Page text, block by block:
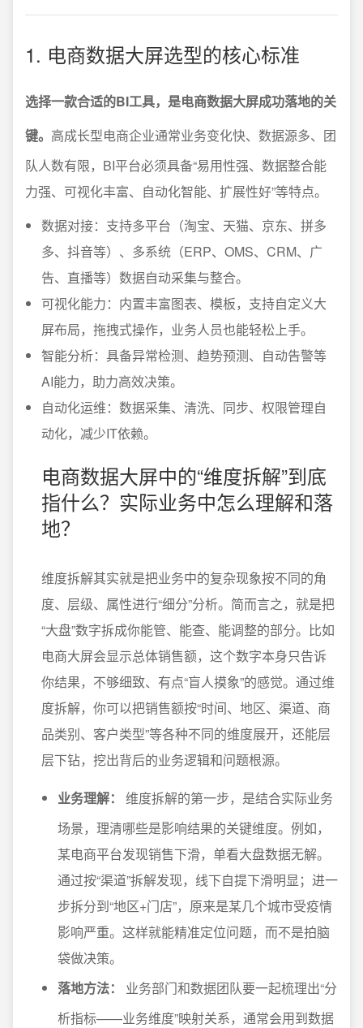
1. 电商数据大屏选型的核心标准
选择一款合适的BI工具，是电商数据大屏成功落地的关
键。 高成长型电商企业通常业务变化快、数据源多、团
队人数有限，BI平台必须具备“易用性强、数据整合能
力强、可视化丰富、自动化智能、扩展性好”等特点。
数据对接：支持多平台（淘宝、天猫、京东、拼多
多、抖音等）、多系统（ERP、OMS、CRM、广
告、直播等）数据自动采集与整合。
可视化能力：内置丰富图表、模板，支持自定义大
屏布局，拖拽式操作，业务人员也能轻松上手。
智能分析：具备异常检测、趋势预测、自动告警等
AI能力，助力高效决策。
自动化运维：数据采集、清洗、同步、权限管理自
动化，减少IT依赖。
电商数据大屏中的“维度拆解”到底
指什么？实际业务中怎么理解和落
地？
维度拆解其实就是把业务中的复杂现象按不同的角
度、层级、属性进行“细分”分析。简而言之，就是把
“大盘”数字拆成你能管、能查、能调整的部分。比如
电商大屏会显示总体销售额，这个数字本身只告诉
你结果，不够细致、有点“盲人摸象”的感觉。通过维
度拆解，你可以把销售额按“时间、地区、渠道、商
品类别、客户类型”等各种不同的维度展开，还能层
层下钻，挖出背后的业务逻辑和问题根源。
业务理解：
维度拆解的第一步，是结合实际业务
场景，理清哪些是影响结果的关键维度。例如，
某电商平台发现销售下滑，单看大盘数据无解。
通过按“渠道”拆解发现，线下自提下滑明显；进一
步拆分到“地区+门店”，原来是某几个城市受疫情
影响严重。这样就能精准定位问题，而不是拍脑
袋做决策。
落地方法：
业务部门和数据团队要一起梳理出“分
析指标——业务维度”映射关系，通常会用到数据